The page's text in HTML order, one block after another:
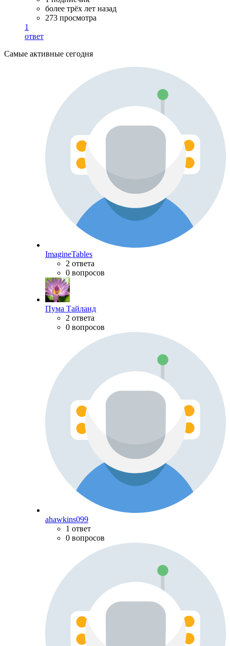
более трёх лет назад
273 просмотра
1
ответ
Самые активные сегодня
ImagineTables
2 ответа
0 вопросов
Пума Тайланд
2 ответа
0 вопросов
ahawkins099
1 ответ
0 вопросов